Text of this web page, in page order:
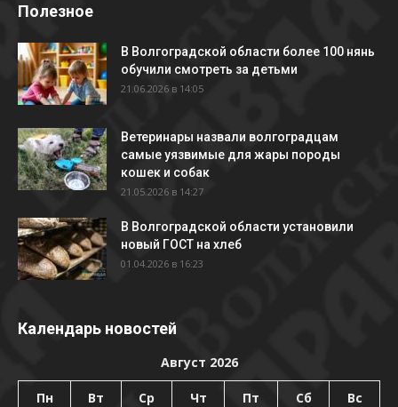
Полезное
В Волгоградской области более 100 нянь
обучили смотреть за детьми
21.06.2026 в 14:05
Ветеринары назвали волгоградцам
самые уязвимые для жары породы
кошек и собак
21.05.2026 в 14:27
В Волгоградской области установили
новый ГОСТ на хлеб
01.04.2026 в 16:23
Календарь новостей
Август 2026
Пн Вт Ср Чт Пт Сб Вс